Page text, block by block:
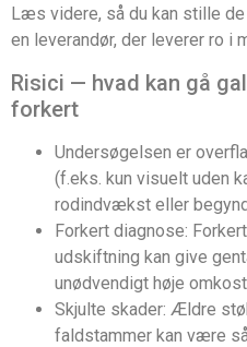
Læs videre, så du kan stille
en leverandør, der leverer ro i
Risici — hvad kan gå
forkert
Undersøgelsen er
(f.eks. kun visuelt uden
rodindvækst eller
Forkert diagnose:
udskiftning kan give
unødvendigt høje
Skjulte skader: Ældre
faldstammer kan være